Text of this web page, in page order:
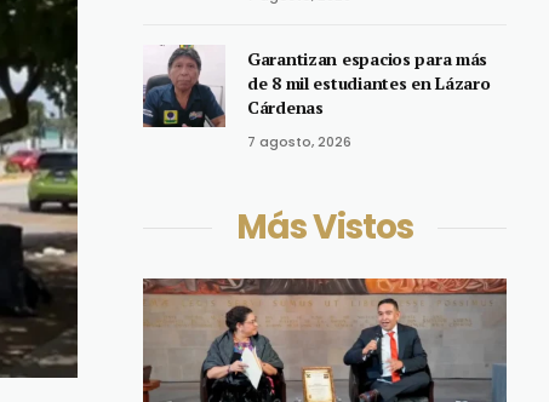
Garantizan espacios para más
de 8 mil estudiantes en Lázaro
Cárdenas
7 agosto, 2026
Más Vistos